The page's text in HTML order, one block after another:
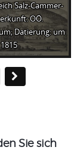
Salz-Cammer-
OÖ.
Datierung: um
1815
Sie sich